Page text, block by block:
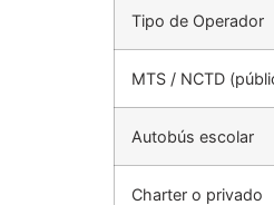
Tipo de Operador
MTS / NCTD
Autobús escolar
Charter o privado